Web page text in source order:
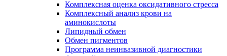
Комплексная оценка оксидативного стресса
Комплексный анализ крови на
аминокислоты
Липидный обмен
Обмен пигментов
Программа неинвазивной диагностики